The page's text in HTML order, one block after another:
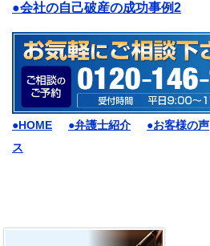
●会社の自己破産の成功事例2
●HOME ●弁護士紹介 ●お客様の声
ス